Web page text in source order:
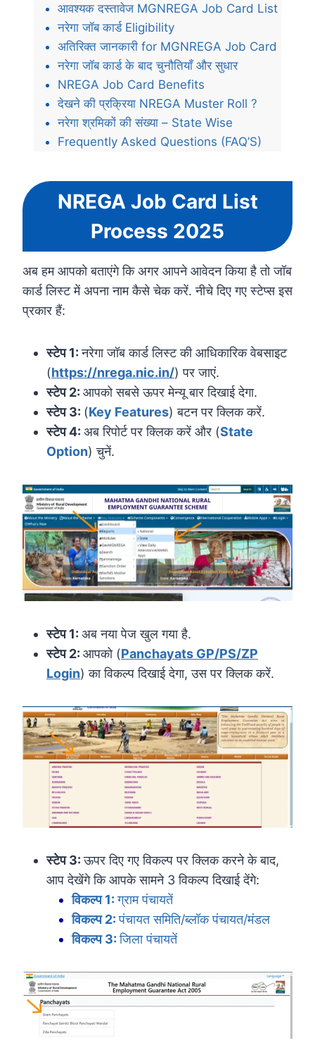
आवश्यक दस्तावेज MGNREGA Job Card List
नरेगा जॉब कार्ड Eligibility
अतिरिक्त जानकारी for MGNREGA Job Card
नरेगा जॉब कार्ड के बाद चुनौतियाँ और सुधार
NREGA Job Card Benefits
देखने की प्रक्रिया NREGA Muster Roll ?
नरेगा श्रमिकों की संख्या – State Wise
Frequently Asked Questions (FAQ’S)
NREGA Job Card List
Process 2025
अब हम आपको बताएंगे कि अगर आपने आवेदन किया है तो जॉब
कार्ड लिस्ट में अपना नाम कैसे चेक करें. नीचे दिए गए स्टेप्स इस
प्रकार हैं:
स्टेप 1:नरेगा जॉब कार्ड लिस्ट की आधिकारिक वेबसाइट
(https://nrega.nic.in/) पर जाएं.
स्टेप 2: आपको सबसे ऊपर मेन्यू बार दिखाई देगा.
स्टेप 3: (Key Features) बटन पर क्लिक करें.
स्टेप 4: अब रिपोर्ट पर क्लिक करें और (State
Option) चुनें.
स्टेप 1: अब नया पेज खुल गया है.
स्टेप 2: आपको (Panchayats GP/PS/ZP
Login) का विकल्प दिखाई देगा, उस पर क्लिक करें.
स्टेप 3:ऊपर दिए गए विकल्प पर क्लिक करने के बाद,
आप देखेंगे कि आपके सामने 3 विकल्प दिखाई देंगे:
विकल्प 1:ग्राम पंचायतें
विकल्प 2:पंचायत समिति/ब्लॉक पंचायत/मंडल
विकल्प 3:जिला पंचायतें